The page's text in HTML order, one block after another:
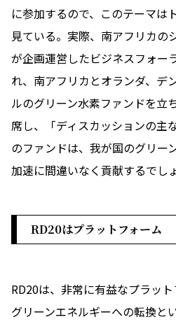
に参加するので、このテーマは
見ている。実際、南アフリカの
が企画運営したビジネスフォー
れ、南アフリカとオランダ、デ
ルのグリーン水素ファンドを立
席し、「ディスカッションの主
のファンドは、我が国のグリー
加速に間違いなく貢献するでし
RD20はプラットフォーム
RD20は、非常に有益なプラット
グリーンエネルギーへの転換と